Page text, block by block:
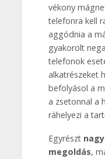
vékony
telefonra kell
aggódnia a
gyakorolt
telefonok
alkatrészeket
befolyásol a
a zsetonnal a
ráhelyezi a
Egyrészt
megoldás,